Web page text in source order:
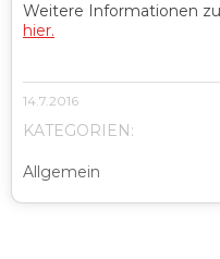
Weitere Informationen
hier.
14.7.2016
KATEGORIEN:
Allgemein